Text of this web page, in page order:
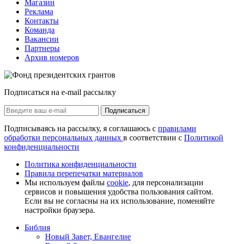
Магазин
Реклама
Контакты
Команда
Вакансии
Партнеры
Архив номеров
Подписаться на e-mail рассылку
Подписаться
Подписываясь на рассылку, я соглашаюсь с правилами
обработки персональных данных в соответствии с Политикой
конфиденциальности
Политика конфиденциальности
Правила перепечатки материалов
Мы используем файлы cookie, для персонализации
сервисов и повышения удобства пользования сайтом.
Если вы не согласны на их использование, поменяйте
настройки браузера.
Библия
Новый Завет, Евангелие